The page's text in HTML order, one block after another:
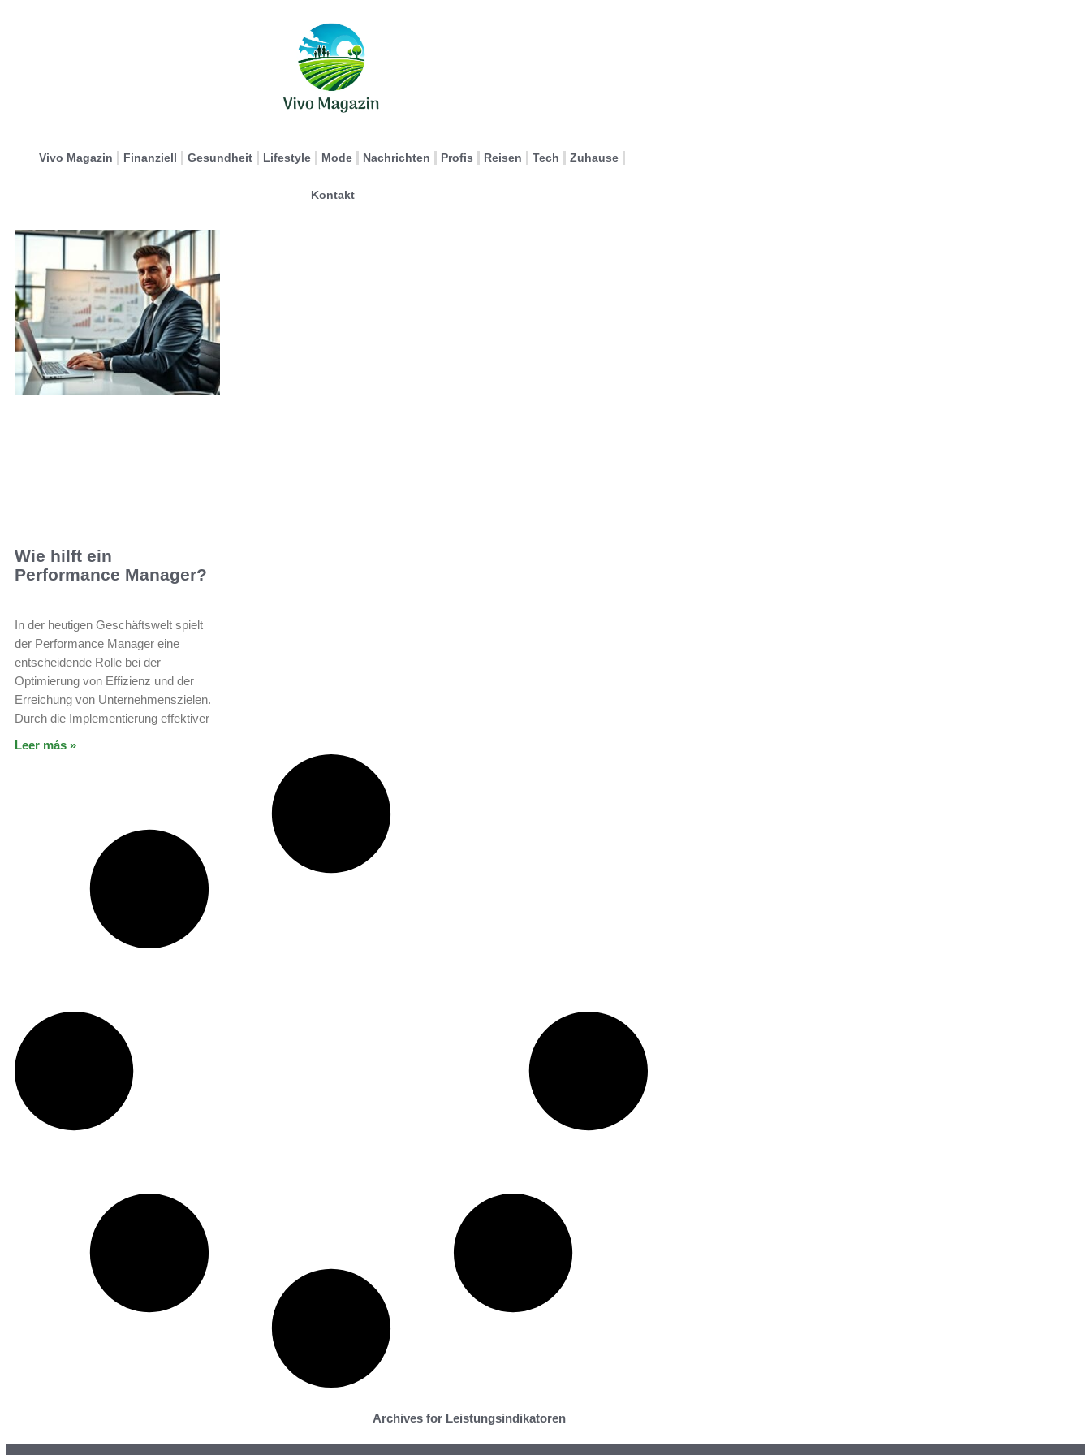
Vivo Magazin Finanziell Gesundheit Lifestyle Mode Nachrichten Profis Reisen Tech Zuhause
Kontakt
Wie hilft ein
Performance Manager?
In der heutigen Geschäftswelt spielt
der Performance Manager eine
entscheidende Rolle bei der
Optimierung von Effizienz und der
Erreichung von Unternehmenszielen.
Durch die Implementierung effektiver
Leer más »
Archives for Leistungsindikatoren